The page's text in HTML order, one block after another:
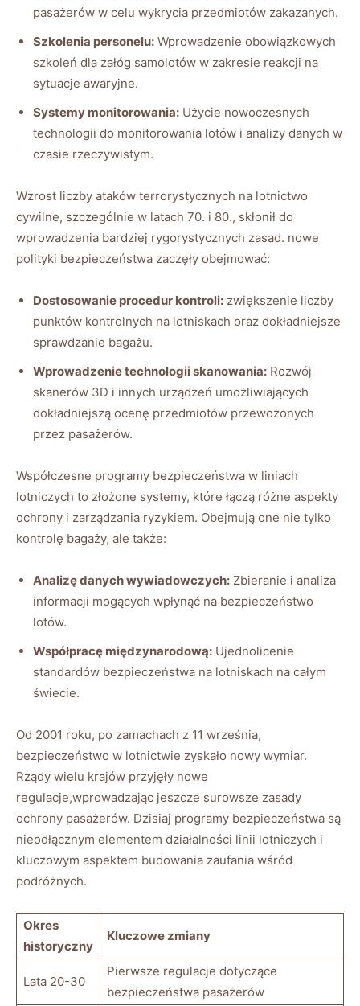
pasażerów w celu wykrycia przedmiotów zakazanych.
Szkolenia personelu: Wprowadzenie obowiązkowych
szkoleń dla załóg samolotów w zakresie reakcji na
sytuacje awaryjne.
Systemy monitorowania: Użycie nowoczesnych
technologii do monitorowania⁤ lotów i⁢ analizy danych w
czasie rzeczywistym.
Wzrost liczby ataków terrorystycznych na ⁤lotnictwo
cywilne, szczególnie ⁢w latach 70. i 80., skłonił do
wprowadzenia bardziej rygorystycznych zasad. nowe‍
polityki bezpieczeństwa zaczęły obejmować:
Dostosowanie procedur kontroli: zwiększenie liczby
punktów kontrolnych na lotniskach‌ oraz dokładniejsze
sprawdzanie bagażu.
Wprowadzenie technologii skanowania: Rozwój
skanerów​ 3D i​ innych urządzeń umożliwiających⁢
dokładniejszą ocenę przedmiotów ⁢przewożonych
przez pasażerów.
Współczesne programy bezpieczeństwa w liniach
lotniczych to złożone systemy,‌ które łączą różne aspekty
ochrony i zarządzania ryzykiem. Obejmują one nie tylko
kontrolę bagaży, ale także:
Analizę danych wywiadowczych: Zbieranie i analiza
informacji mogących wpłynąć na bezpieczeństwo
lotów.
Współpracę międzynarodową: Ujednolicenie
standardów bezpieczeństwa na lotniskach na całym
świecie.
Od 2001 roku, po​ zamachach ‍z 11 września,
bezpieczeństwo w lotnictwie zyskało nowy wymiar.​
Rządy‌ wielu krajów przyjęły⁤ nowe
regulacje,wprowadzając jeszcze⁢ surowsze zasady
ochrony pasażerów. ⁣Dzisiaj programy bezpieczeństwa są
nieodłącznym elementem działalności linii lotniczych i
kluczowym aspektem budowania‍ zaufania wśród
podróżnych.
Okres
historyczny
Kluczowe zmiany
Lata 20-30
Pierwsze regulacje‍ dotyczące
‍bezpieczeństwa pasażerów